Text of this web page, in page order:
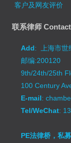
客户及网友评价
联系律师
Add: 上海市世
邮编:200120
9th/24th/25th
100 Century
E-mail:
Tel/WeChat:
PE法律桥，私